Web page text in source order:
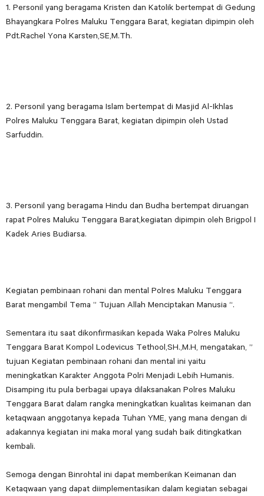
1. Personil yang beragama Kristen dan Katolik bertempat di Gedung
Bhayangkara Polres Maluku Tenggara Barat, kegiatan dipimpin oleh
Pdt.Rachel Yona Karsten,SE,M.Th.
2. Personil yang beragama Islam bertempat di Masjid Al-Ikhlas
Polres Maluku Tenggara Barat, kegiatan dipimpin oleh Ustad
Sarfuddin.
3. Personil yang beragama Hindu dan Budha bertempat diruangan
rapat Polres Maluku Tenggara Barat,kegiatan dipimpin oleh Brigpol I
Kadek Aries Budiarsa.
Kegiatan pembinaan rohani dan mental Polres Maluku Tenggara
Barat mengambil Tema ” Tujuan Allah Menciptakan Manusia “.
Sementara itu saat dikonfirmasikan kepada Waka Polres Maluku
Tenggara Barat Kompol Lodevicus Tethool,SH.,M.H, mengatakan, ”
tujuan Kegiatan pembinaan rohani dan mental ini yaitu
meningkatkan Karakter Anggota Polri Menjadi Lebih Humanis.
Disamping itu pula berbagai upaya dilaksanakan Polres Maluku
Tenggara Barat dalam rangka meningkatkan kualitas keimanan dan
ketaqwaan anggotanya kepada Tuhan YME, yang mana dengan di
adakannya kegiatan ini maka moral yang sudah baik ditingkatkan
kembali.
Semoga dengan Binrohtal ini dapat memberikan Keimanan dan
Ketaqwaan yang dapat diimplementasikan dalam kegiatan sebagai